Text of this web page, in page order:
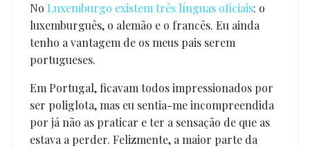
No Luxemburgo existem três línguas oficiais: o
luxemburguês, o alemão e o francês. Eu ainda
tenho a vantagem de os meus pais serem
portugueses.
Em Portugal, ficavam todos impressionados por
ser poliglota, mas eu sentia-me incompreendida
por já não as praticar e ter a sensação de que as
estava a perder. Felizmente, a maior parte da